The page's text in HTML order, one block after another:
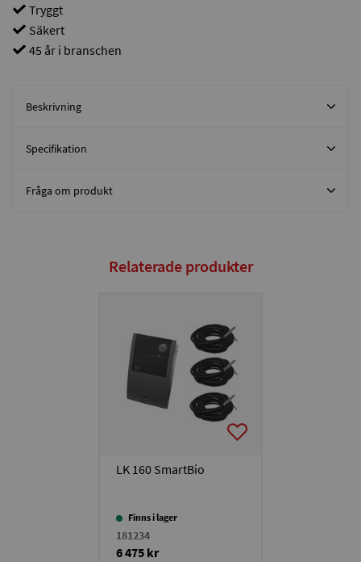
Tryggt
Säkert
45 år i branschen
Beskrivning
Specifikation
Fråga om produkt
Relaterade produkter
LK 160 SmartBio
Finns i lager
181234
6 475 kr